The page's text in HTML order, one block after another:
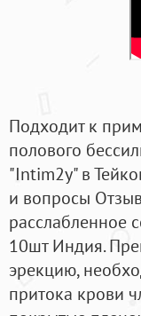
Подходит к
полового
"Intim2y" в
и вопросы
расслабленное
10шт Индия.
эрекцию,
притока крови